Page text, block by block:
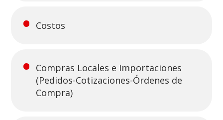
Costos
Compras Locales e Importaciones
(Pedidos-Cotizaciones-Órdenes de
Compra)